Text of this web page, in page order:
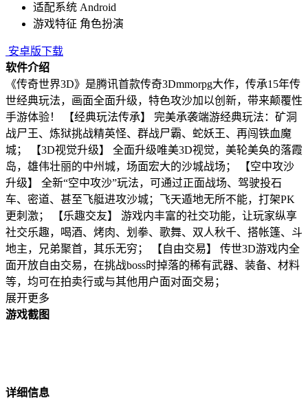
适配系统 Android
游戏特征 角色扮演
安卓版下载
软件介绍
《传奇世界3D》是腾讯首款传奇3Dmmorpg大作，传承15年传
世经典玩法，画面全面升级，特色攻沙加以创新，带来颠覆性
手游体验！ 【经典玩法传承】 完美承袭端游经典玩法：矿洞
战尸王、炼狱挑战精英怪、群战尸霸、蛇妖王、再闯铁血魔
城； 【3D视觉升级】 全面升级唯美3D视觉，美轮美奂的落霞
岛，雄伟壮丽的中州城，场面宏大的沙城战场； 【空中攻沙
升级】 全新“空中攻沙”玩法，可通过正面战场、驾驶投石
车、密道、甚至飞艇进攻沙城；飞天遁地无所不能，打架PK
更刺激； 【乐趣交友】 游戏内丰富的社交功能，让玩家纵享
社交乐趣，喝酒、烤肉、划拳、歌舞、双人秋千、搭帐篷、斗
地主，兄弟聚首，其乐无穷； 【自由交易】 传世3D游戏内全
面开放自由交易，在挑战boss时掉落的稀有武器、装备、材料
等，均可在拍卖行或与其他用户面对面交易；
展开更多
游戏截图
详细信息